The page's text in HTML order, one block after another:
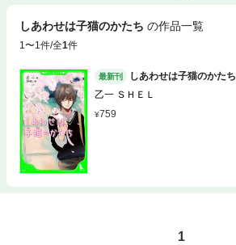
しあわせは子猫のかたち の作品一覧
1〜1件/全1件
最新刊
しあわせは子猫のかたち
乙一 ＳＨＥＬ
759
1